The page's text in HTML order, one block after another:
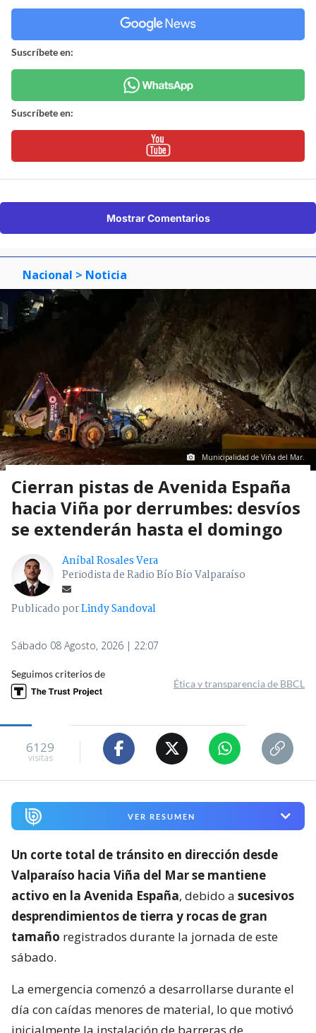
Suscríbete en:
Suscríbete en:
Mostrar Comentarios
Nacional > Noticia
Municipalidad de Viña del Mar.
Cierran pistas de Avenida España
hacia Viña por derrumbes: desvíos
se extenderán hasta el domingo
Aníbal Rosales Vera
Periodista de Radio Bío Bío Valparaíso
Publicado porLindy Sandoval
Sábado 08 Agosto, 2026 | 22:07
Seguimos criterios de
Ética y transparencia de BBCL
6129
visitas
VER RESUMEN
Un corte total de tránsito en dirección desde
Valparaíso hacia Viña del Mar se mantiene
activo en la Avenida España, debido a sucesivos
desprendimientos de tierra y rocas de gran
tamaño registrados durante la jornada de este
sábado.
La emergencia comenzó a desarrollarse durante el
día con caídas menores de material, lo que motivó